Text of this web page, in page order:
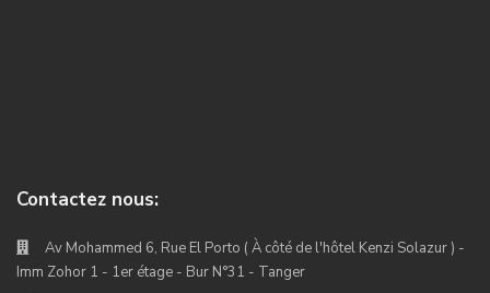
Contactez nous:
Av Mohammed 6, Rue El Porto ( À côté de l'hôtel Kenzi Solazur ) -
Imm Zohor 1 - 1er étage - Bur N°31 - Tanger